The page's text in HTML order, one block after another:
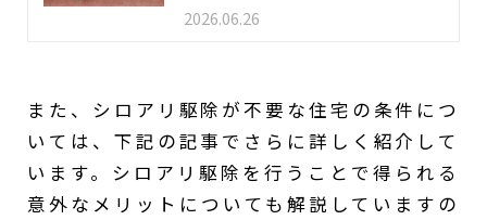
2026.06.26
また、シロアリ駆除が不要な住宅の条件につ
いては、下記の記事でさらに詳しく紹介して
います。シロアリ駆除を行うことで得られる
意外なメリットについても解説していますの